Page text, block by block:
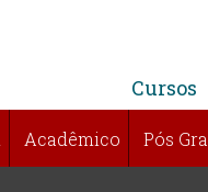
Cursos
Acadêmico Pós